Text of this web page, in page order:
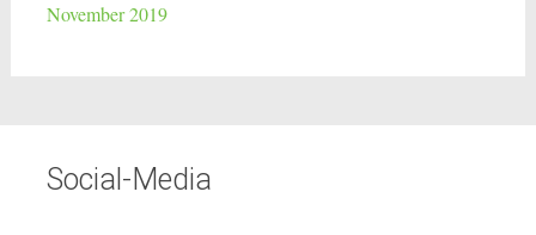
November 2019
Social-Media